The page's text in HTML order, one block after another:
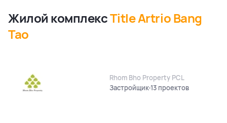
Жилой комплексTitle Artrio Bang
Tao
Rhom Bho Property PCL
Застройщик13 проектов